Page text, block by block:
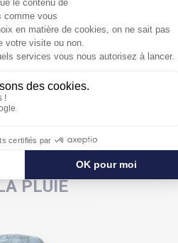
ENCORE PLUS
PLUIE